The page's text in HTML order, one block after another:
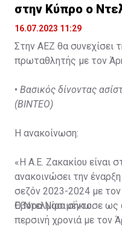
στην Κύπρο ο
16.07.2023 11:29
Στην ΑΕΖ θα συνεχίσει
πρωταθλητής με τον
• Βασικός δίνοντας
(ΒΙΝΤΕΟ)
Η ανακοίνωση:
«Η Α.Ε. Ζακακίου είναι
ανακοινώσει την
σεζόν 2023-2024 με τον
Έβορα Νασιμέντο.
Ο Ντελμίρο σήκωσε ως
περσινή χρονιά με τον